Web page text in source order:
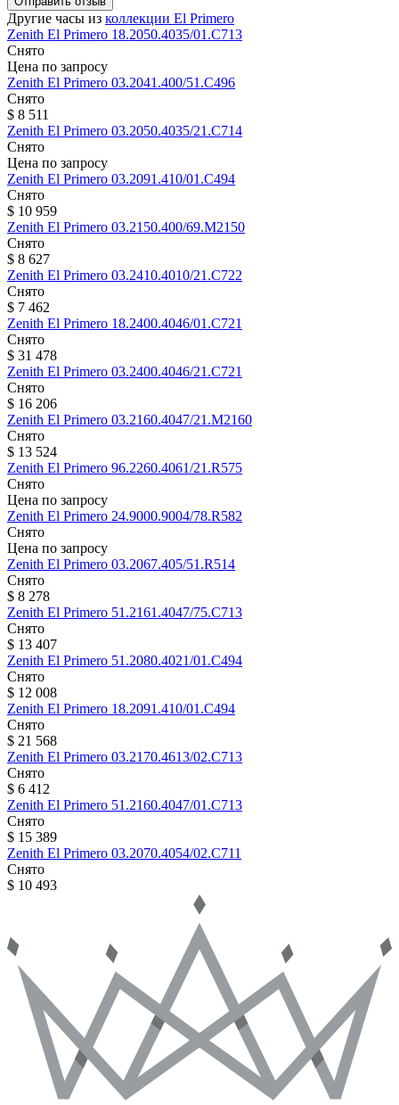
Другие часы из коллекции El Primero
Zenith El Primero 18.2050.4035/01.C713
Снято
Цена по запросу
Zenith El Primero 03.2041.400/51.C496
Снято
$ 8 511
Zenith El Primero 03.2050.4035/21.C714
Снято
Цена по запросу
Zenith El Primero 03.2091.410/01.C494
Снято
$ 10 959
Zenith El Primero 03.2150.400/69.M2150
Снято
$ 8 627
Zenith El Primero 03.2410.4010/21.C722
Снято
$ 7 462
Zenith El Primero 18.2400.4046/01.C721
Снято
$ 31 478
Zenith El Primero 03.2400.4046/21.C721
Снято
$ 16 206
Zenith El Primero 03.2160.4047/21.M2160
Снято
$ 13 524
Zenith El Primero 96.2260.4061/21.R575
Снято
Цена по запросу
Zenith El Primero 24.9000.9004/78.R582
Снято
Цена по запросу
Zenith El Primero 03.2067.405/51.R514
Снято
$ 8 278
Zenith El Primero 51.2161.4047/75.C713
Снято
$ 13 407
Zenith El Primero 51.2080.4021/01.C494
Снято
$ 12 008
Zenith El Primero 18.2091.410/01.C494
Снято
$ 21 568
Zenith El Primero 03.2170.4613/02.C713
Снято
$ 6 412
Zenith El Primero 51.2160.4047/01.C713
Снято
$ 15 389
Zenith El Primero 03.2070.4054/02.C711
Снято
$ 10 493